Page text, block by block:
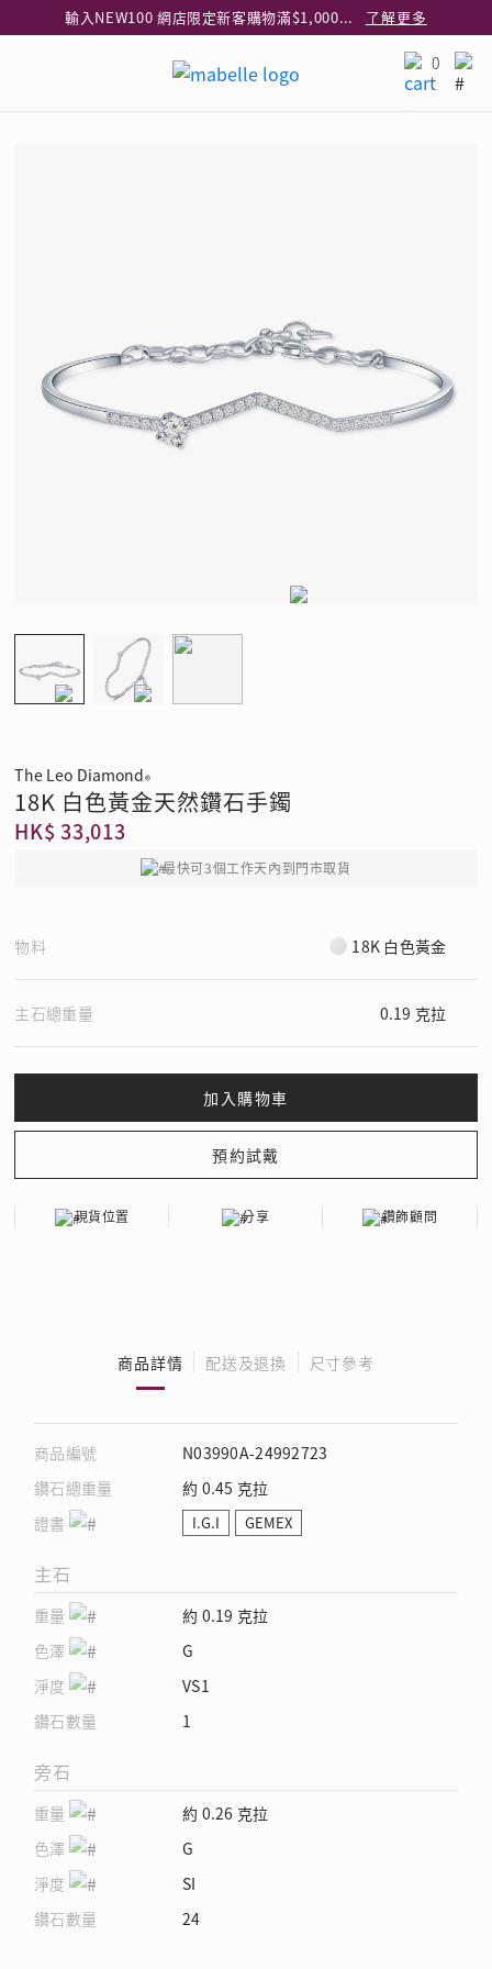
輸入NEW100 網店限定新客購物滿$1,000減$100
了解更多
指定純銀動物耳環2件享7折
0
The Leo Diamond®
18K 白色黃金天然鑽石手鐲
HK$ 33,013
最快可3個工作天內到門市取貨
物料 18K 白色黃金
主石總重量 0.19 克拉
現貨位置 分享 鑽飾顧問
商品詳情 配送及退換 尺寸參考
商品編號
N03990A-24992723
鑽石總重量
約 0.45 克拉
證書
I.G.I GEMEX
主石
重量
約 0.19 克拉
色澤
G
淨度
VS1
鑽石數量
1
旁石
重量
約 0.26 克拉
色澤
G
淨度
SI
鑽石數量
24